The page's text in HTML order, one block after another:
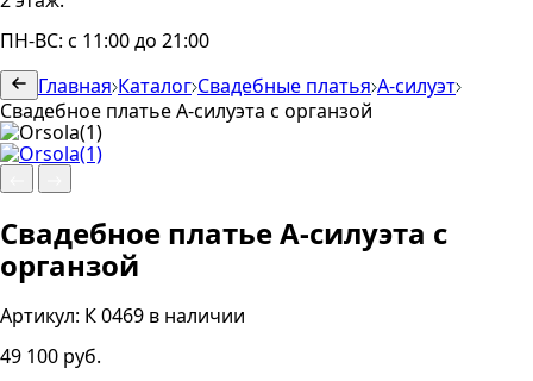
ПН-ВС: с 11:00 до 21:00
Главная Каталог Свадебные платья А-силуэт
Свадебное платье А-силуэта с органзой
Свадебное платье А-силуэта с
органзой
Артикул: К 0469 в наличии
49 100 руб.